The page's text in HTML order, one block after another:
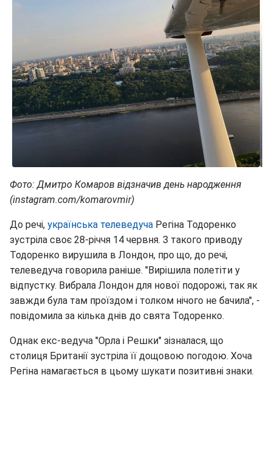
Фото: Дмитро Комаров відзначив день народження
(instagram.com/komarovmir)
До речі, українська телеведуча Регіна Тодоренко
зустріла своє 28-річчя 14 червня. З такого приводу
Тодоренко вирушила в Лондон, про що, до речі,
телеведуча говорила раніше. "Вирішила полетіти у
відпустку. Вибрала Лондон для нової подорожі, так як
завжди була там проїздом і толком нічого не бачила", -
повідомила за кілька днів до свята Тодоренко.
Однак екс-ведуча "Орла і Решки" зізналася, що
столиця Британії зустріла її дощовою погодою. Хоча
Регіна намагається в цьому шукати позитивні знаки.